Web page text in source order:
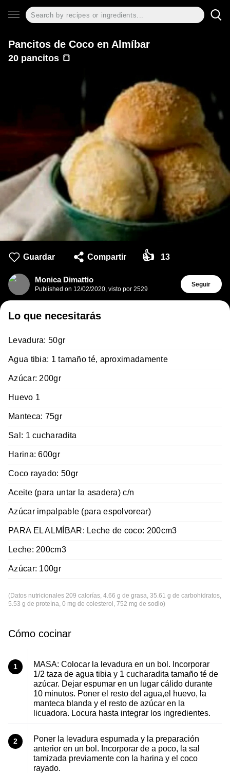
Pancitos de Coco en Almíbar
20 pancitos 🍞
Guardar Compartir 👍 13
Monica Dimattio
Published on 12/02/2020, visto por 2529
Seguir
Lo que necesitarás
Levadura: 50gr
Agua tibia: 1 tamaño té, aproximadamente
Azúcar: 200gr
Huevo 1
Manteca: 75gr
Sal: 1 cucharadita
Harina: 600gr
Coco rayado: 50gr
Aceite (para untar la asadera) c/n
Azúcar impalpable (para espolvorear)
PARA EL ALMÍBAR: Leche de coco: 200cm3
Leche: 200cm3
Azúcar: 100gr
(Datos nutricionales 209 calorías, 4.66 g de grasa, 35.61 g de carbohidratos,
5.53 g de proteína, 0 mg de colesterol, 752 mg de sodio)
Cómo cocinar
1
MASA: Colocar la levadura en un bol. Incorporar
1/2 taza de agua tibia y 1 cucharadita tamaño té de
azúcar. Dejar espumar en un lugar cálido durante
10 minutos. Poner el resto del agua,el huevo, la
manteca blanda y el resto de azúcar en la
licuadora. Locura hasta integrar los ingredientes.
2
Poner la levadura espumada y la preparación
anterior en un bol. Incorporar de a poco, la sal
tamizada previamente con la harina y el coco
rayado.